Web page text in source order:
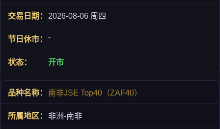
2026-08-06 周四
-
开市
南非JSE Top40（ZAF40）
非洲-南非